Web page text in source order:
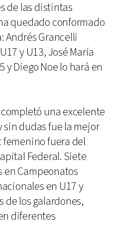
de las distintas
quedado conformado
Andrés Grancelli
y U13, José María
y Diego Noe lo hará en
una excelente
dudas fue la mejor
fuera del
Federal. Siete
en Campeonatos
en U17 y
de los galardones,
diferentes